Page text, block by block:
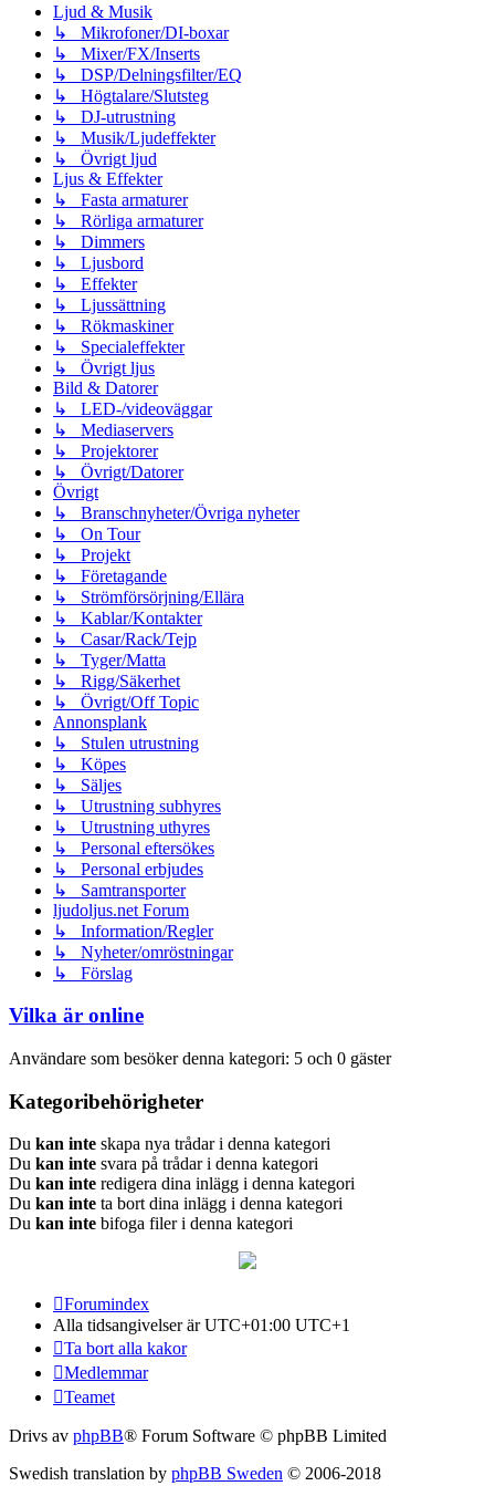
Ljud & Musik
↳ Mikrofoner/DI-boxar
↳ Mixer/FX/Inserts
↳ DSP/Delningsfilter/EQ
↳ Högtalare/Slutsteg
↳ DJ-utrustning
↳ Musik/Ljudeffekter
↳ Övrigt ljud
Ljus & Effekter
↳ Fasta armaturer
↳ Rörliga armaturer
↳ Dimmers
↳ Ljusbord
↳ Effekter
↳ Ljussättning
↳ Rökmaskiner
↳ Specialeffekter
↳ Övrigt ljus
Bild & Datorer
↳ LED-/videoväggar
↳ Mediaservers
↳ Projektorer
↳ Övrigt/Datorer
Övrigt
↳ Branschnyheter/Övriga nyheter
↳ On Tour
↳ Projekt
↳ Företagande
↳ Strömförsörjning/Ellära
↳ Kablar/Kontakter
↳ Casar/Rack/Tejp
↳ Tyger/Matta
↳ Rigg/Säkerhet
↳ Övrigt/Off Topic
Annonsplank
↳ Stulen utrustning
↳ Köpes
↳ Säljes
↳ Utrustning subhyres
↳ Utrustning uthyres
↳ Personal eftersökes
↳ Personal erbjudes
↳ Samtransporter
ljudoljus.net Forum
↳ Information/Regler
↳ Nyheter/omröstningar
↳ Förslag
Vilka är online
Användare som besöker denna kategori: 5 och 0 gäster
Kategoribehörigheter
Du kan inte skapa nya trådar i denna kategori
Du kan inte svara på trådar i denna kategori
Du kan inte redigera dina inlägg i denna kategori
Du kan inte ta bort dina inlägg i denna kategori
Du kan inte bifoga filer i denna kategori
Forumindex
Alla tidsangivelser är UTC+01:00 UTC+1
Ta bort alla kakor
Medlemmar
Teamet
Drivs av phpBB® Forum Software © phpBB Limited
Swedish translation by phpBB Sweden © 2006-2018